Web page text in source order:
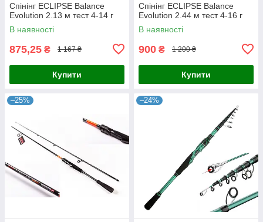
Спінінг ECLIPSE Balance
Evolution 2.13 м тест 4-14 г
В наявності
875,25 ₴ 1 167 ₴
Купити
Спінінг ECLIPSE Balance
Evolution 2.44 м тест 4-16 г
В наявності
900 ₴ 1 200 ₴
Купити
–25% –24%